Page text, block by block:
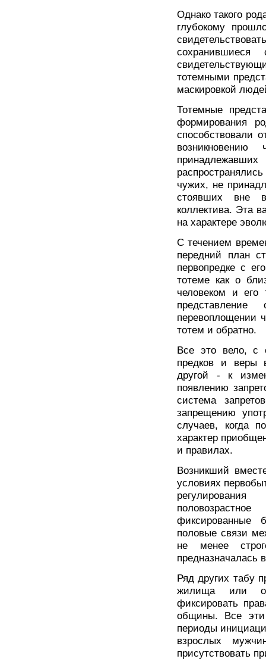
Однако такого
глубокому
сохранившиеся
тотемными
маскировкой
Тотемные
формирования
способствовали
чужих, не
стоявших вне
коллектива. Эта
на характере
С течением
передний план
первопредке с
тотеме как о
человеком и его
перевоплощении
тотем и обратно.
Все это вело, с
предков и веры
другой - к
появлению
система
запрещению
случаев, когда
характер
и правилах.
Возникший
условиях
половые связи
не менее
Ряд других табу
жилища или
фиксировать
общины. Все эти
периоды
взрослых
присутствовать